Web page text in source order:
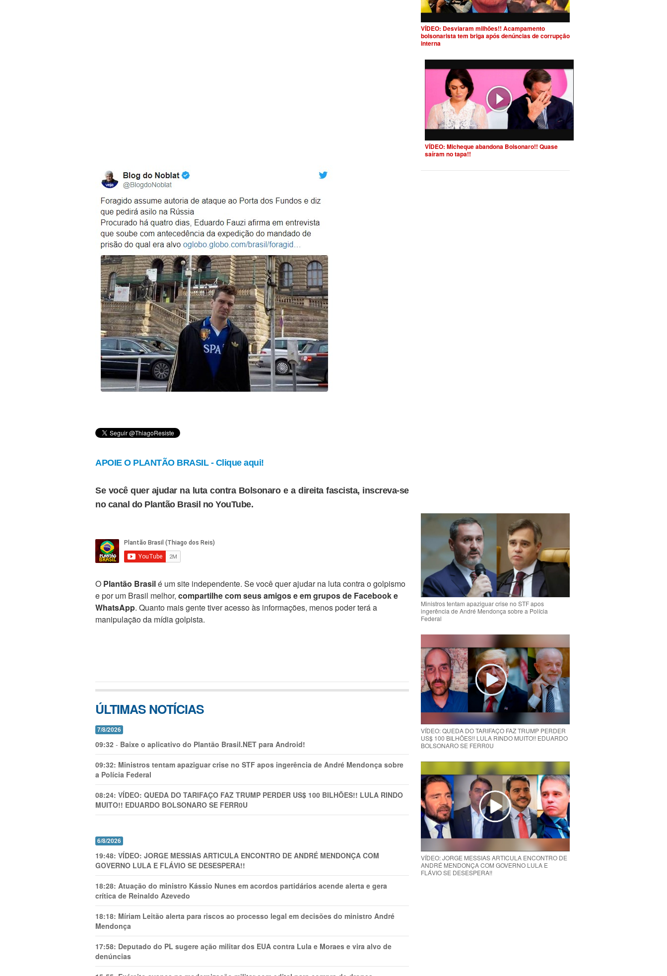
APOIE O PLANTÃO BRASIL - Clique aqui!
Se você quer ajudar na luta contra Bolsonaro e a direita fascista, inscreva-se
no canal do Plantão Brasil no YouTube.
O Plantão Brasilé um site independente. Se você quer ajudar na luta contra o golpismo
e por um Brasil melhor, compartilhe com seus amigos e em grupos de Facebook e
WhatsApp. Quanto mais gente tiver acesso às informações, menos poder terá a
manipulação da mídia golpista.
ÚLTIMAS NOTÍCIAS
7/8/2026
09:32 - Baixe o aplicativo do Plantão Brasil.NET para Android!
09:32: Ministros tentam apaziguar crise no STF apos ingerência de André Mendonça sobre
a Polícia Federal
08:24: VÍDEO: QUEDA DO TARIFAÇO FAZ TRUMP PERDER US$ 100 BILHÕES!! LULA RINDO
MUITO!! EDUARDO BOLSONARO SE FERR0U
6/8/2026
19:48: VÍDEO: JORGE MESSIAS ARTICULA ENCONTRO DE ANDRÉ MENDONÇA COM
GOVERNO LULA E FLÁVIO SE DESESPERA!!
18:28: Atuação do ministro Kássio Nunes em acordos partidários acende alerta e gera
crítica de Reinaldo Azevedo
18:18: Míriam Leitão alerta para riscos ao processo legal em decisões do ministro André
Mendonça
17:58: Deputado do PL sugere ação militar dos EUA contra Lula e Moraes e vira alvo de
denúncias
VÍDEO: Desviaram milhões!! Acampamento
bolsonarista tem briga após denúncias de corrupção
interna
VÍDEO: Micheque abandona Bolsonaro!! Quase
saíram no tapa!!
Ministros tentam apaziguar crise no STF apos
ingerência de André Mendonça sobre a Polícia
Federal
VÍDEO: QUEDA DO TARIFAÇO FAZ TRUMP PERDER
US$ 100 BILHÕES!! LULA RINDO MUITO!! EDUARDO
BOLSONARO SE FERR0U
VÍDEO: JORGE MESSIAS ARTICULA ENCONTRO DE
ANDRÉ MENDONÇA COM GOVERNO LULA E
FLÁVIO SE DESESPERA!!